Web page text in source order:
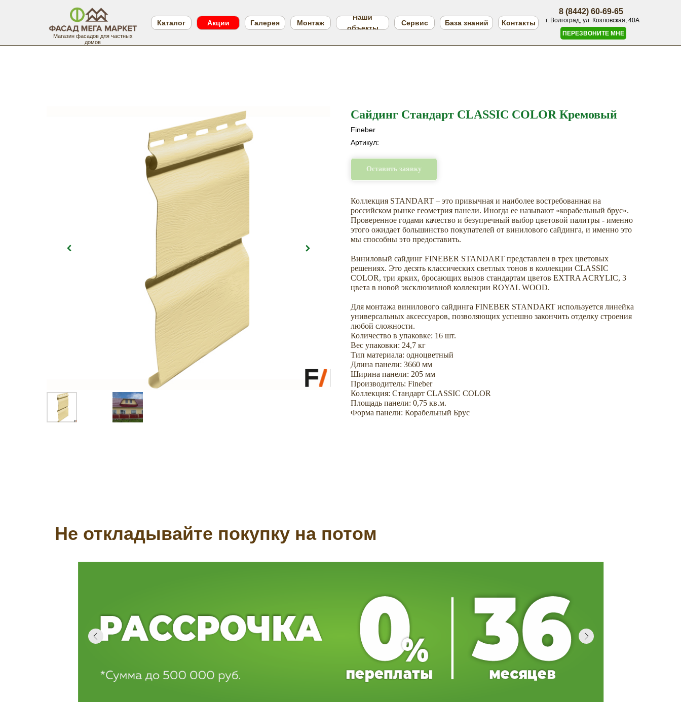
ПЕРЕЗВОНИТЕ МНЕ
Магазин фасадов для частных
домов
г. Волгоград, ул. Козловская, 40А
8 (8442) 60-69-65
Наши
объекты
Контакты
Галерея
Каталог База знаний
Акции Монтаж Сервис
Сайдинг Стандарт CLASSIC COLOR Кремовый
Fineber
Артикул:
Оставить заявку
Коллекция STANDART – это привычная и наиболее востребованная на
российском рынке геометрия панели. Иногда ее называют «корабельный брус».
Проверенное годами качество и безупречный выбор цветовой палитры - именно
этого ожидает большинство покупателей от винилового сайдинга, и именно это
мы способны это предоставить.
Виниловый сайдинг FINEBER STANDART представлен в трех цветовых
решениях. Это десять классических светлых тонов в коллекции CLASSIС
COLOR, три ярких, бросающих вызов стандартам цветов EXTRA ACRYLIC, 3
цвета в новой эксклюзивной коллекции ROYAL WOOD.
Для монтажа винилового сайдинга FINEBER STANDART используется линейка
универсальных аксессуаров, позволяющих успешно закончить отделку строения
любой сложности.
Количество в упаковке: 16 шт.
Вес упаковки: 24,7 кг
Тип материала: одноцветный
Длина панели: 3660 мм
Ширина панели: 205 мм
Производитель: Fineber
Коллекция: Стандарт CLASSIC COLOR
Площадь панели: 0,75 кв.м.
Форма панели: Корабельный Брус
Не откладывайте покупку на потом